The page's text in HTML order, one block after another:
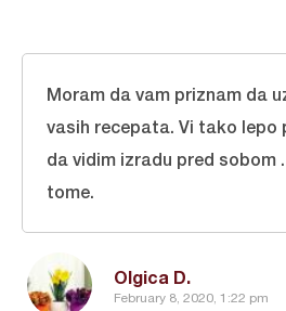
Olgica D.
February 8, 2020, 1:22 pm
Moram da vam priznam da
vasih recepata. Vi tako lepo
da vidim izradu pred sobom .
tome.